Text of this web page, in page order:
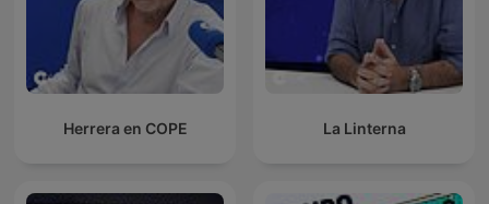
Herrera en COPE La Linterna